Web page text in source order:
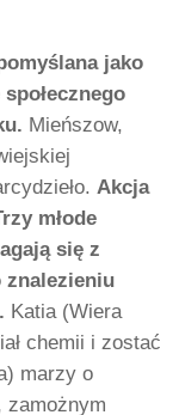
jako
Mieńszow,
Akcja
młode
się z
znalezieniu
Katia (Wiera
chemii i zostać
marzy o
zamożnym